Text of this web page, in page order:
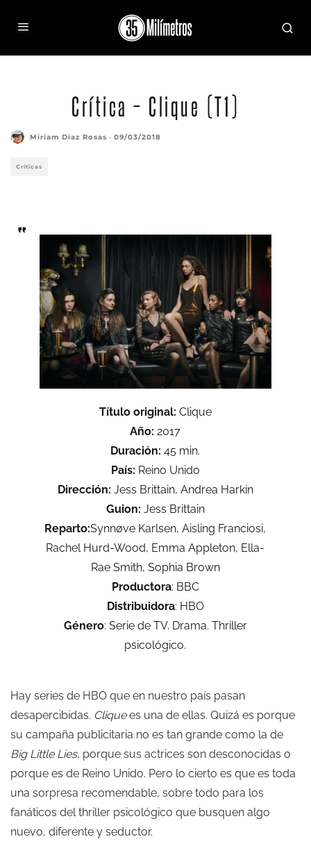
Crítica – Clique (T1)
Miriam Díaz Rosas · 09/03/2018
Críticas
Título original: Clique
Año: 2017
Duración: 45 min.
País: Reino Unido
Dirección: Jess Brittain, Andrea Harkin
Guion: Jess Brittain
Reparto:Synnøve Karlsen, Aisling Franciosi,
Rachel Hurd-Wood, Emma Appleton, Ella-
Rae Smith, Sophia Brown
Productora: BBC
Distribuidora: HBO
Género: Serie de TV. Drama. Thriller
psicológico.
Hay series de HBO que en nuestro país pasan
desapercibidas. Cliquees una de ellas. Quizá es porque
su campaña publicitaria no es tan grande como la de
Big Little Lies, porque sus actrices son desconocidas o
porque es de Reino Unido. Pero lo cierto es que es toda
una sorpresa recomendable, sobre todo para los
fanáticos del thriller psicológico que busquen algo
nuevo, diferente y seductor.